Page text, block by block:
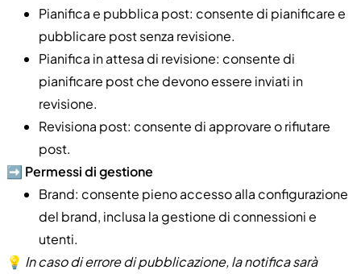
Pianifica e pubblica post: consente di pianificare e
pubblicare post senza revisione.
Pianifica in attesa di revisione: consente di
pianificare post che devono essere inviati in
revisione.
Revisiona post: consente di approvare o rifiutare
post.
➡️ Permessi di gestione
Brand: consente pieno accesso alla configurazione
del brand, inclusa la gestione di connessioni e
utenti.
💡 In caso di errore di pubblicazione, la notifica sarà